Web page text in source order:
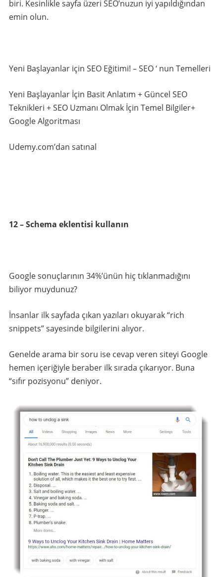
biri. Kesinlikle sayfa üzeri SEO’nuzun iyi yapıldığından
emin olun.
Yeni Başlayanlar için SEO Eğitimi! – SEO ‘ nun Temelleri
Yeni Başlayanlar İçin Basit Anlatım + Güncel SEO
Teknikleri + SEO Uzmanı Olmak İçin Temel Bilgiler+
Google Algoritması
Udemy.com’dan satınal
12 – Schema eklentisi kullanın
Google sonuçlarının 34%’ünün hiç tıklanmadığını
biliyor muydunuz?
İnsanlar ilk sayfada çıkan yazıları okuyarak “rich
snippets” sayesinde bilgilerini alıyor.
Genelde arama bir soru ise cevap veren siteyi Google
hemen içeriğiyle beraber ilk sırada çıkarıyor. Buna
“sıfır pozisyonu” deniyor.